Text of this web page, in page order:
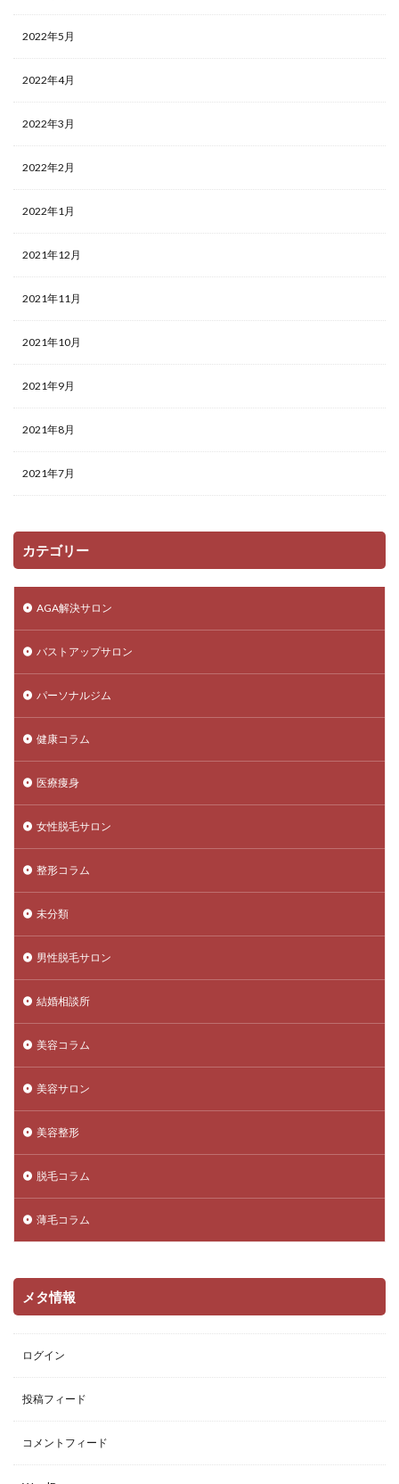
2022年5月
2022年4月
2022年3月
2022年2月
2022年1月
2021年12月
2021年11月
2021年10月
2021年9月
2021年8月
2021年7月
カテゴリー
AGA解決サロン
バストアップサロン
パーソナルジム
健康コラム
医療痩身
女性脱毛サロン
整形コラム
未分類
男性脱毛サロン
結婚相談所
美容コラム
美容サロン
美容整形
脱毛コラム
薄毛コラム
メタ情報
ログイン
投稿フィード
コメントフィード